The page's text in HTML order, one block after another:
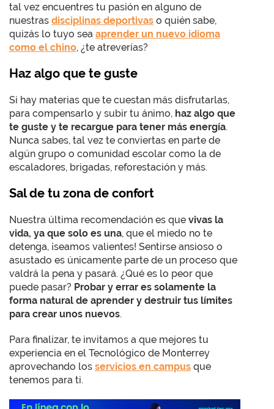
tal vez encuentres tu pasión en alguno de
nuestras disciplinas deportivas o quién sabe,
quizás lo tuyo sea aprender un nuevo idioma
como el chino, ¿te atreverías?
Haz algo que te guste
Si hay materias que te cuestan más disfrutarlas,
para compensarlo y subir tu ánimo, haz algo que
te guste y te recargue para tener más energía.
Nunca sabes, tal vez te conviertas en parte de
algún grupo o comunidad escolar como la de
escaladores, brigadas, reforestación y más.
Sal de tu zona de confort
Nuestra última recomendación es que vivas la
vida, ya que solo es una, que el miedo no te
detenga, ¡seamos valientes! Sentirse ansioso o
asustado es únicamente parte de un proceso que
valdrá la pena y pasará. ¿Qué es lo peor que
puede pasar? Probar y errar es solamente la
forma natural de aprender y destruir tus límites
para crear unos nuevos.
Para finalizar, te invitamos a que mejores tu
experiencia en el Tecnológico de Monterrey
aprovechando los servicios en campus que
tenemos para ti.